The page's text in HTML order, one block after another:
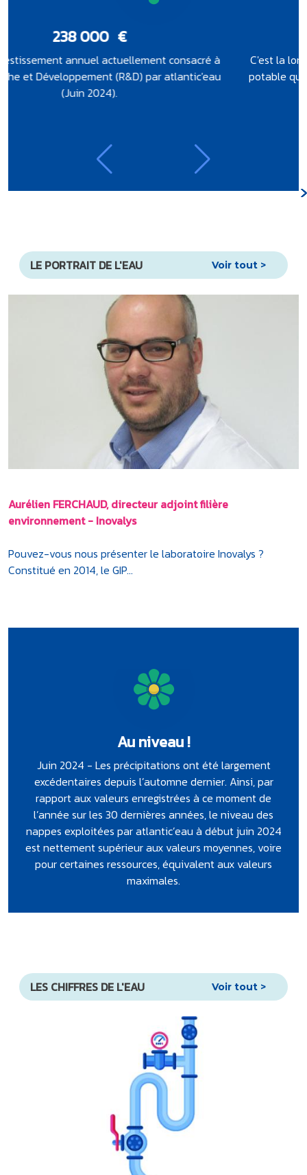
C'est la longueur de la canalisation de transport d'eau
potable qui reliera Vigneux-de-Bretagne à Rouans, en
passant sous la Loire.
LE PORTRAIT DE L'EAU Voir tout >
Aurélien FERCHAUD, directeur adjoint filière
environnement - Inovalys
Pouvez-vous nous présenter le laboratoire Inovalys ?
Constitué en 2014, le GIP...
Au niveau !
Juin 2024 - Les précipitations ont été largement
excédentaires depuis l’automne dernier. Ainsi, par
rapport aux valeurs enregistrées à ce moment de
l’année sur les 30 dernières années, le niveau des
nappes exploitées par atlantic’eau à début juin 2024
est nettement supérieur aux valeurs moyennes, voire
pour certaines ressources, équivalent aux valeurs
maximales.
LES CHIFFRES DE L'EAU Voir tout >